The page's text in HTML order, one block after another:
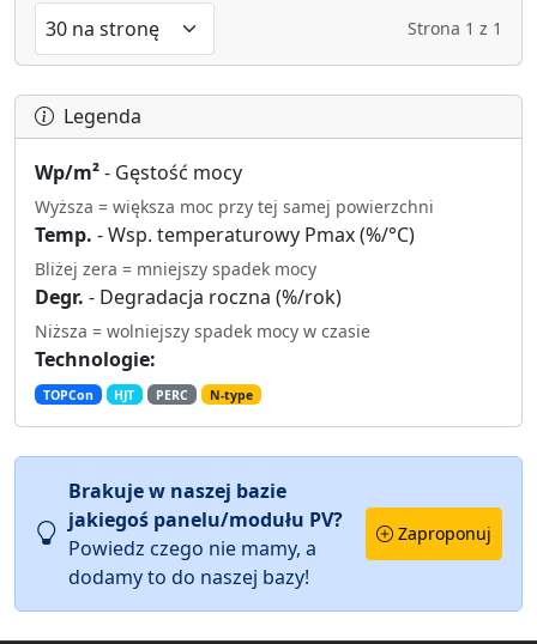
Strona 1 z 1
Legenda
Wp/m²- Gęstość mocy
Wyższa = większa moc przy tej samej powierzchni
Temp. - Wsp. temperaturowy Pmax (%/°C)
Bliżej zera = mniejszy spadek mocy
Degr. - Degradacja roczna (%/rok)
Niższa = wolniejszy spadek mocy w czasie
Technologie:
TOPCon HJT PERC N-type
Brakuje w naszej bazie
jakiegoś panelu/modułu PV?
Powiedz czego nie mamy, a
dodamy to do naszej bazy!
Zaproponuj